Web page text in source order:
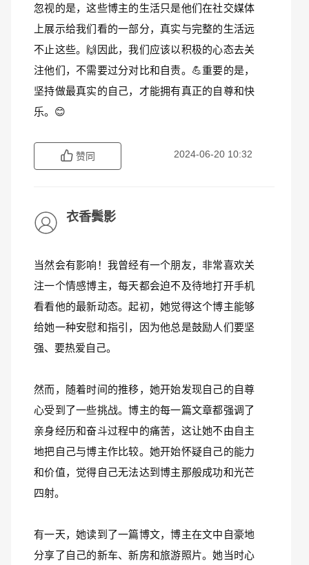
忽视的是，这些博主的生活只是他们在社交媒体
上展示给我们看的一部分，真实与完整的生活远
不止这些。🙌因此，我们应该以积极的心态去关
注他们，不需要过分对比和自责。💪重要的是，
坚持做最真实的自己，才能拥有真正的自尊和快
乐。😊
赞同 2024-06-20 10:32
衣香鬓影
当然会有影响！我曾经有一个朋友，非常喜欢关
注一个情感博主，每天都会迫不及待地打开手机
看看他的最新动态。起初，她觉得这个博主能够
给她一种安慰和指引，因为他总是鼓励人们要坚
强、要热爱自己。
然而，随着时间的推移，她开始发现自己的自尊
心受到了一些挑战。博主的每一篇文章都强调了
亲身经历和奋斗过程中的痛苦，这让她不由自主
地把自己与博主作比较。她开始怀疑自己的能力
和价值，觉得自己无法达到博主那般成功和光芒
四射。
有一天，她读到了一篇博文，博主在文中自豪地
分享了自己的新车、新房和旅游照片。她当时心